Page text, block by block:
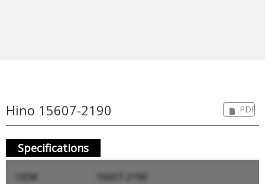
Hino 15607-2190 PDF
Specifications
OEM:
15607-2190